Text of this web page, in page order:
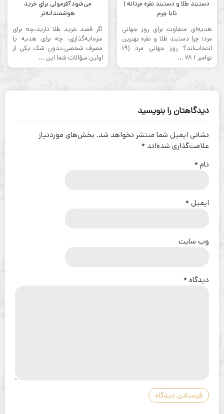
دستبند طلا و دستبند نقره مردانه |
تابا چرم
هدیه‌ای متفاوت برای روز جهانی
مرد؛ چرا دستبند طلا و نقره بهترین
انتخاب‌اند؟ روز جهانی مرد (۱۹
نوامبر / ۲۸ ...
می‌شود؟فرمولی براي خرید
هوشمندانه‌تر
اگر قصد خرید طلا دارید،چه برای
سرمایه‌گذاری، چه برای هدیه یا
مصرف شخصی،بدون شک یکی از
اولین سؤالات شما این ...
دیدگاهتان را بنویسید
نشانی ایمیل شما منتشر نخواهد شد. بخش‌های موردنیاز
علامت‌گذاری شده‌اند *
نام*
ایمیل*
وب‌ سایت
دیدگاه*